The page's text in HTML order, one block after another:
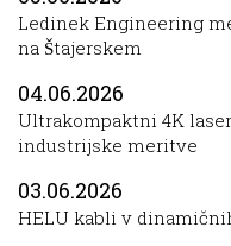
Ledinek Engineering
na Štajerskem
04.06.2026
Ultrakompaktni 4K
industrijske meritve
03.06.2026
HELU kabli v